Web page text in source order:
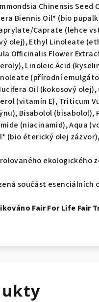
Chinensis
Biennis Oil* (bio
Caprate (lehce
olej), Ethyl Linoleate
Officinalis Flower
Linoleic Acid
(přírodní
Oil (kokosový
(vitamín E), Triticum
Bisabolol (bisabolol),
(niacinamid), Aqua
(bio éterický olej
ekologického
součást esenciálních
Fair For Life Fair